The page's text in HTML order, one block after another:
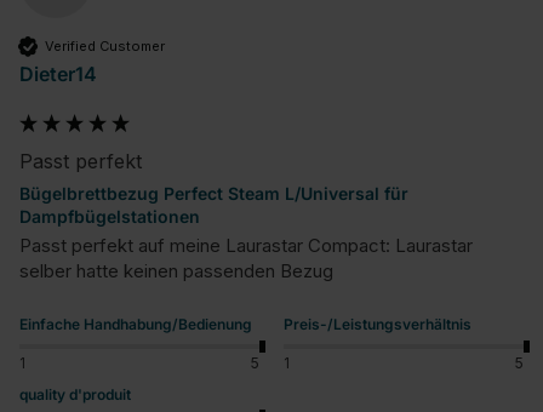
Verified Customer
Dieter14
Passt perfekt
Bügelbrettbezug Perfect Steam L/Universal für
Dampfbügelstationen
Passt perfekt auf meine Laurastar Compact: Laurastar
selber hatte keinen passenden Bezug
Einfache Handhabung/Bedienung
1 5
Preis-/Leistungsverhältnis
1
5
quality d'produit